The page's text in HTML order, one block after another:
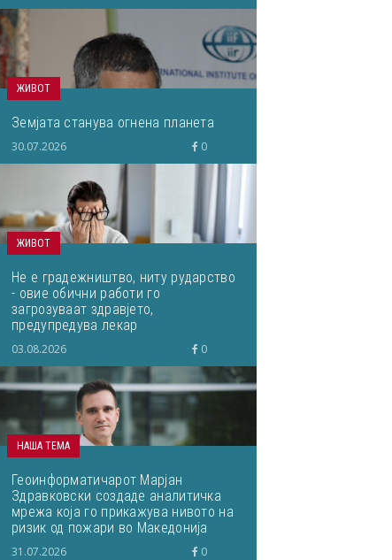
ЖИВОТ
Земјата станува огнена планета
30.07.2026 0
ЖИВОТ
Не е градежништво, ниту рударство
- овие обични работи го
загрозуваат здравјето,
предупредува лекар
03.08.2026 0
НАША ТЕМА
Геоинформатичарот Марјан
Здравковски создаде аналитичка
мрежа која го прикажува нивото на
ризик од пожари во Македонија
31.07.2026 0